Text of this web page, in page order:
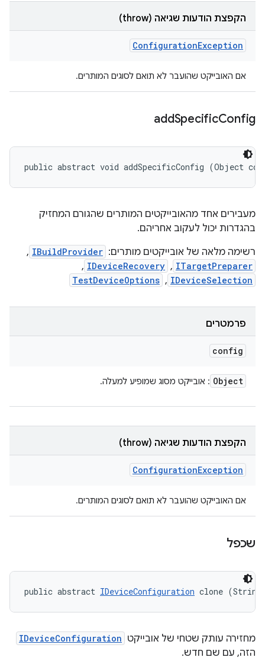
הקפצת הודעות שגיאה (throw)
ConfigurationException
אם האובייקט שהועבר לא תואם לסוגים המותרים.
addSpecificConfig
public abstract void addSpecificConfig (Object
מעבירים אחד מהאובייקטים המותרים שהגורם המחזיק
בהגדרות יכול לעקוב אחריהם.
רשימה מלאה של אובייקטים מותרים: IBuildProvider
,
ITargetPreparer
,
IDeviceRecovery
,
IDeviceSelection
,
TestDeviceOptions
פרמטרים
config
Object : אובייקט מסוג שמופיע למעלה.
הקפצת הודעות שגיאה (throw)
ConfigurationException
אם האובייקט שהועבר לא תואם לסוגים המותרים.
שכפל
public abstract IDeviceConfiguration clone (String
מחזירה עותק שטחי של אובייקט IDeviceConfiguration
הזה, עם שם חדש.